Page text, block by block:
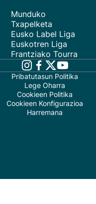
Munduko
Txapelketa
Eusko Label Liga
Euskotren Liga
Frantziako Tourra
Pribatutasun Politika
Lege Oharra
Cookieen Politika
Cookieen Konfigurazioa
Harremana